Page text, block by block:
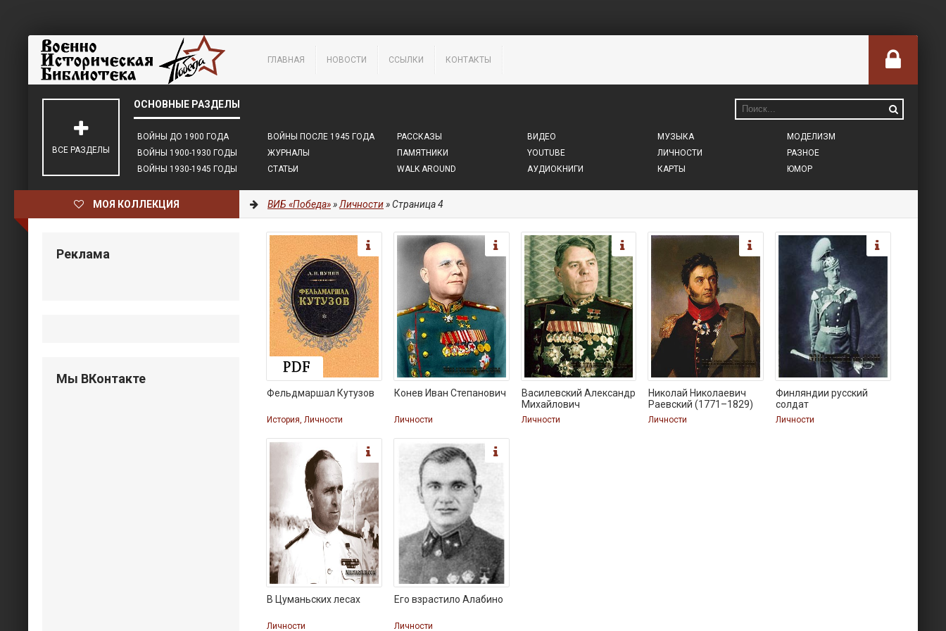
ГЛАВНАЯ НОВОСТИ ССЫЛКИ КОНТАКТЫ
ВОЙНЫ ДО 1900 ГОДА
ВОЙНЫ 1900-1930 ГОДЫ
ВОЙНЫ 1930-1945 ГОДЫ
ВОЙНЫ ПОСЛЕ 1945 ГОДА
ЖУРНАЛЫ
СТАТЬИ
РАССКАЗЫ
ПАМЯТНИКИ
WALK AROUND
ВИДЕО
YOUTUBE
АУДИОКНИГИ
МУЗЫКА
ЛИЧНОСТИ
КАРТЫ
МОДЕЛИЗМ
РАЗНОЕ
ЮМОР
ВСЕ РАЗДЕЛЫ
МОЯ КОЛЛЕКЦИЯ ВИБ «Победа»»Личности» Страница 4
Фельдмаршал Кутузов
История, Личности
Конев Иван Степанович
Личности
Василевский Александр
Михайлович
Личности
Николай Николаевич
Раевский (1771–1829)
Личности
Финляндии русский
солдат
Личности
В Цуманьских лесах
Личности
Его взрастило Алабино
Личности
Реклама
Мы ВКонтакте